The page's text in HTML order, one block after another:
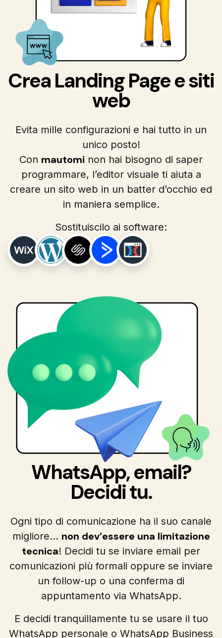
Crea Landing Page e siti
web
Evita mille configurazioni e hai tutto in un
unico posto!
Con mautomi non hai bisogno di saper
programmare, l’editor visuale ti aiuta a
creare un sito web in un batter d’occhio ed
in maniera semplice.
Sostituiscilo ai software:
WhatsApp, email?
Decidi tu.
Ogni tipo di comunicazione ha il suo canale
migliore… non dev’essere una limitazione
tecnica! Decidi tu se inviare email per
comunicazioni più formali oppure se inviare
un follow-up o una conferma di
appuntamento via WhatsApp.
E decidi tranquillamente tu se usare il tuo
WhatsApp personale o WhatsApp Business